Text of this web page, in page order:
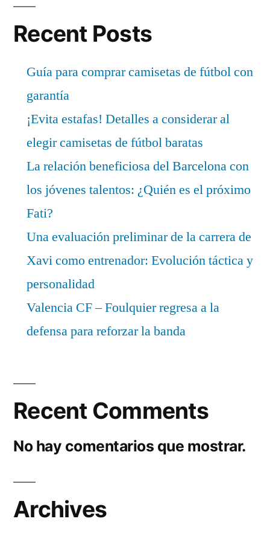
Recent Posts
Guía para comprar camisetas de fútbol con
garantía
¡Evita estafas! Detalles a considerar al
elegir camisetas de fútbol baratas
La relación beneficiosa del Barcelona con
los jóvenes talentos: ¿Quién es el próximo
Fati?
Una evaluación preliminar de la carrera de
Xavi como entrenador: Evolución táctica y
personalidad
Valencia CF – Foulquier regresa a la
defensa para reforzar la banda
Recent Comments
No hay comentarios que mostrar.
Archives